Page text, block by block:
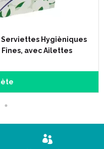
Serviettes Hygièniques
Fines, avec Ailettes